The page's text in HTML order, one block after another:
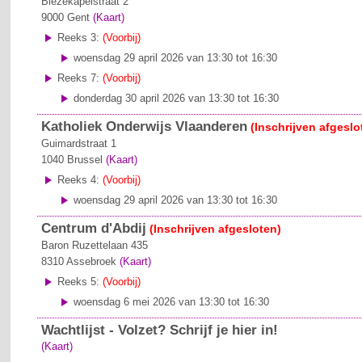
9000 Gent (Kaart)
Reeks 3:(Voorbij)
woensdag 29 april 2026 van 13:30 tot 16:30
Reeks 7:(Voorbij)
donderdag 30 april 2026 van 13:30 tot 16:30
Katholiek Onderwijs Vlaanderen (Inschrijven
Guimardstraat 1
1040 Brussel (Kaart)
Reeks 4:(Voorbij)
woensdag 29 april 2026 van 13:30 tot 16:30
Centrum d'Abdij (Inschrijven afgesloten)
Baron Ruzettelaan 435
8310 Assebroek (Kaart)
Reeks 5:(Voorbij)
woensdag 6 mei 2026 van 13:30 tot 16:30
Wachtlijst - Volzet? Schrijf je hier in!
(Kaart)